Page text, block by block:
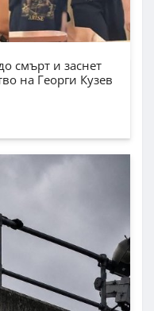
смърт и заснет
на Георги Кузев